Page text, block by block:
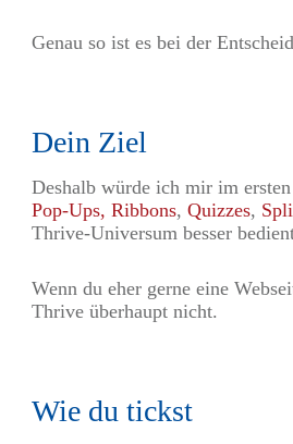
Genau so ist es bei der
Dein Ziel
Deshalb würde ich mir im
Pop-Ups, Ribbons, Quizzes,
Thrive-Universum besser
Wenn du eher gerne eine
Thrive überhaupt nicht.
Wie du tickst